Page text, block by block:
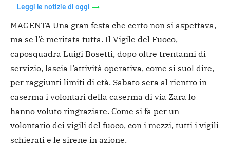
Leggi le notizie di oggi
MAGENTA Una gran festa che certo non si aspettava,
ma se l’è meritata tutta. Il Vigile del Fuoco,
caposquadra Luigi Bosetti, dopo oltre trentanni di
servizio, lascia l’attività operativa, come si suol dire,
per raggiunti limiti di età. Sabato sera al rientro in
caserma i volontari della caserma di via Zara lo
hanno voluto ringraziare. Come si fa per un
volontario dei vigili del fuoco, con i mezzi, tutti i vigili
schierati e le sirene in azione.